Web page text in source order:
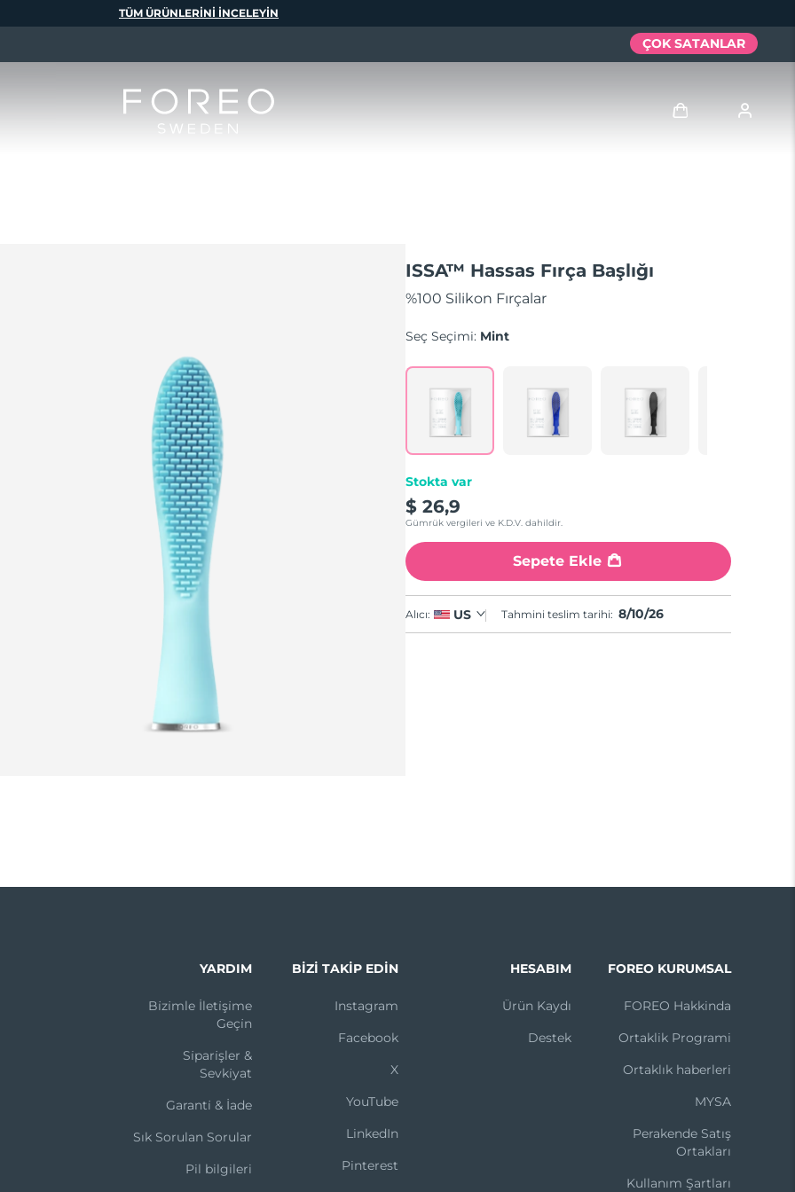
ISSA™ Hassas Fırça Başlığı
%100 Silikon Fırçalar
Seç Seçimi: Mint
Stokta var
$ 26,9
Gümrük vergileri ve K.D.V. dahildir.
Sepete Ekle
Alıcı: US Tahmini teslim tarihi: 8/10/26
TÜM ÜRÜNLERINI INCELEYIN
ÇOK SATANLAR
YARDIM
Bi̇zi̇mle İleti̇şi̇me
Geçi̇n
Si̇pari̇şler &
Sevki̇yat
Garanti̇ & İade
Sık Sorulan Sorular
Pil bilgileri
BIZI TAKIP EDIN
Instagram
Facebook
X
YouTube
LinkedIn
Pinterest
HESABIM
Ürün Kaydı
Destek
FOREO KURUMSAL
FOREO Hakkinda
Ortaklik Programi
Ortaklık haberleri
MYSA
Perakende Satış
Ortakları
Kullanım Şartları